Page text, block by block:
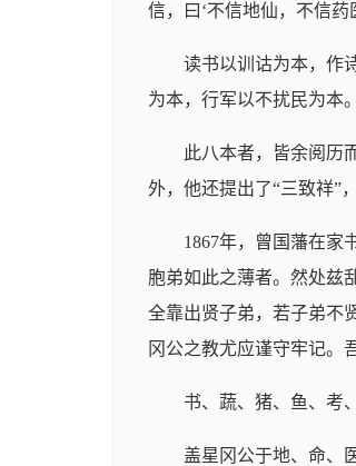
信，曰‘不信地仙，不信药
读书以训诂为本，作
为本，行军以不扰民为本。
此八本者，皆余阅历
外，他还提出了“三致祥”
1867年，曾国藩在家
胞弟如此之薄者。然处兹
全靠出贤子弟，若子弟不
冈公之教尤应谨守牢记。
书、蔬、猪、鱼、考
盖星冈公于地、命、